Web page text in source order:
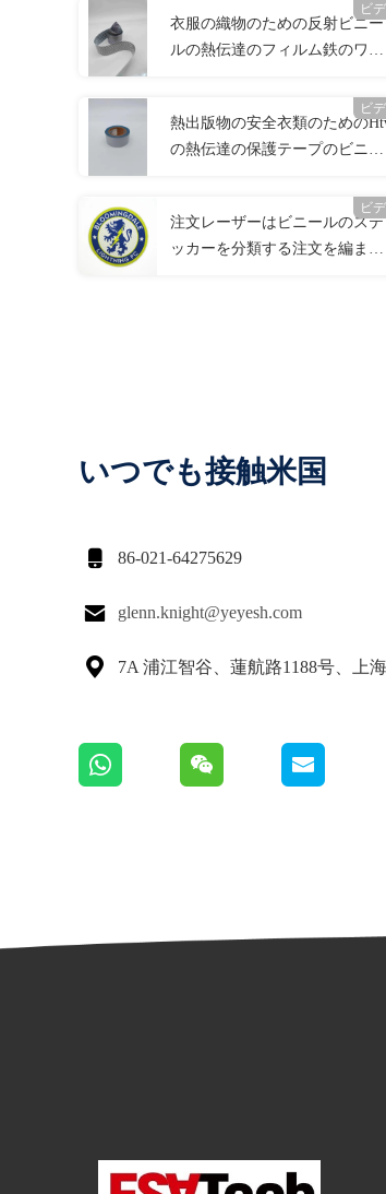
ビ
衣服の織物のための反射ビニー
ルの熱伝達のフィルム鉄のワイ
ビ
熱出版物の安全衣類のための
の熱伝達の保護テープのビニー
ビ
注文レーザーはビニールのステ
ッカーを分類する注文を編まれ
いつでも接触米国
 86-021-64275629
 glenn.knight@yeyesh.com
 7A 浦江智谷、蓮航路1188号、上